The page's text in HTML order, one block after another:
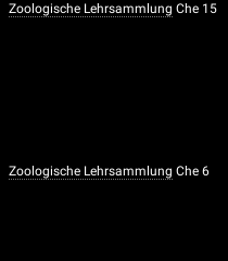
Zoologische Lehrsammlung Che 15
Zoologische Lehrsammlung Che 6